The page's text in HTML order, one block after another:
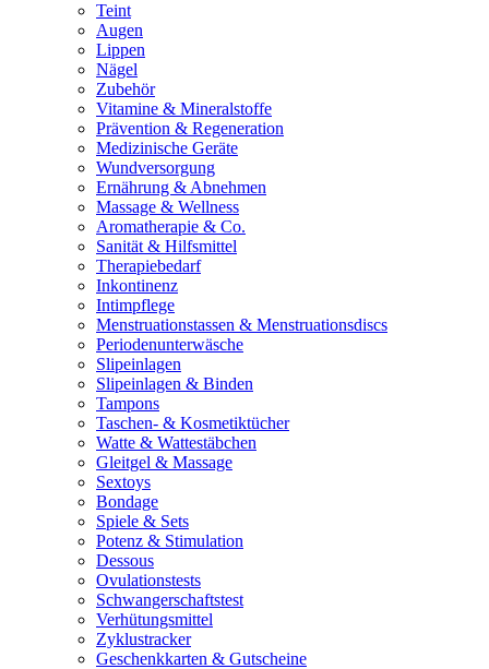
Teint
Augen
Lippen
Nägel
Zubehör
Vitamine & Mineralstoffe
Prävention & Regeneration
Medizinische Geräte
Wundversorgung
Ernährung & Abnehmen
Massage & Wellness
Aromatherapie & Co.
Sanität & Hilfsmittel
Therapiebedarf
Inkontinenz
Intimpflege
Menstruationstassen & Menstruationsdiscs
Periodenunterwäsche
Slipeinlagen
Slipeinlagen & Binden
Tampons
Taschen- & Kosmetiktücher
Watte & Wattestäbchen
Gleitgel & Massage
Sextoys
Bondage
Spiele & Sets
Potenz & Stimulation
Dessous
Ovulationstests
Schwangerschaftstest
Verhütungsmittel
Zyklustracker
Geschenkkarten & Gutscheine